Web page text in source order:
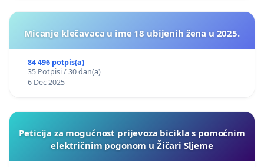
Micanje klečavaca u ime 18 ubijenih žena u 2025.
84 496 potpis(a)
35 Potpisi / 30 dan(a)
6 Dec 2025
Peticija za mogućnost prijevoza bicikla s pomoćnim
električnim pogonom u Žičari Sljeme